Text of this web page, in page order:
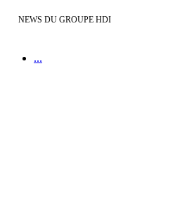
NEWS DU GROUPE HDI
...